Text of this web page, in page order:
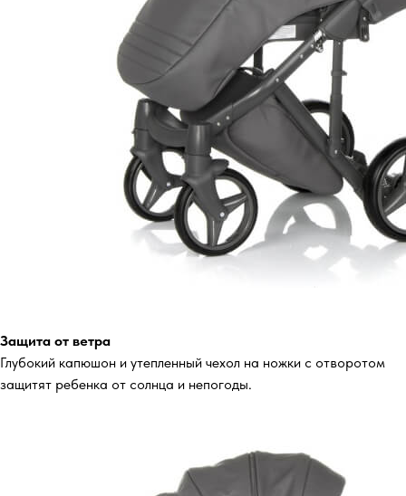
Защита от ветра
Глубокий капюшон и утепленный чехол на ножки с отворотом
защитят ребенка от солнца и непогоды.